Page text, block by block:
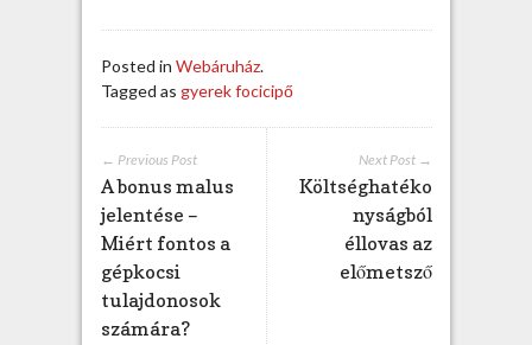
s
Posted in Webáruház.
Tagged as gyerek focicipő
Next Post →
Költséghatéko
nyságból
éllovas az
előmetsző
← Previous Post
A bonus malus
jelentése –
Miért fontos a
gépkocsi
tulajdonosok
számára?